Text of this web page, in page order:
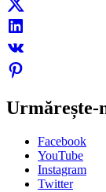
Urmărește-
Facebook
YouTube
Instagram
Twitter